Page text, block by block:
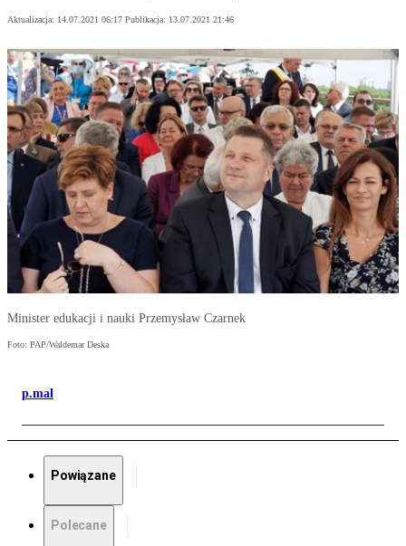
Aktualizacja: 14.07.2021 06:17 Publikacja: 13.07.2021 21:46
Minister edukacji i nauki Przemysław Czarnek
Foto: PAP/Waldemar Deska
p.mal
Powiązane
Polecane